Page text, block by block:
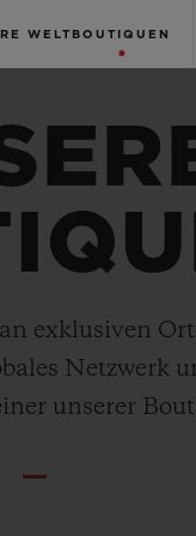
WELT BOUTIQUEN
exklusiven
Netzwerk
unserer